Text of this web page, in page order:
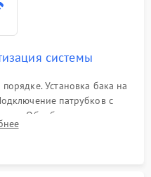
системы
Установка бака на
патрубков с
Обработка стыков
возможных протечек воды.